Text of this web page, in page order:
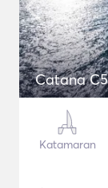
Catana
Katamaran